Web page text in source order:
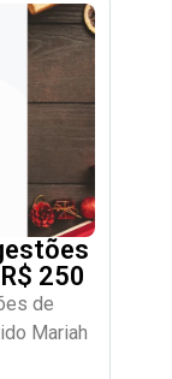
250
de
Mariah